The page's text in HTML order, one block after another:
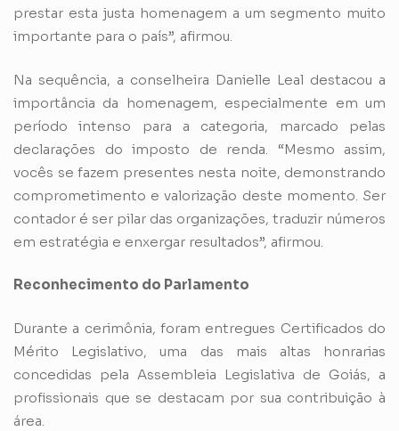
prestar esta justa homenagem a um segmento muito
importante para o país”, afirmou.
Na sequência, a conselheira Danielle Leal destacou a
importância da homenagem, especialmente em um
período intenso para a categoria, marcado pelas
declarações do imposto de renda. “Mesmo assim,
vocês se fazem presentes nesta noite, demonstrando
comprometimento e valorização deste momento. Ser
contador é ser pilar das organizações, traduzir números
em estratégia e enxergar resultados”, afirmou.
Reconhecimento do Parlamento
Durante a cerimônia, foram entregues Certificados do
Mérito Legislativo, uma das mais altas honrarias
concedidas pela Assembleia Legislativa de Goiás, a
profissionais que se destacam por sua contribuição à
área.